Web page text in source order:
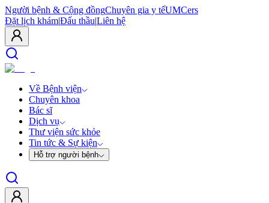
Người bệnh & Cộng đồngChuyên gia y tếUMCers
Đặt lịch khám|Đấu thầu|Liên hệ
Về Bệnh viện
Chuyên khoa
Bác sĩ
Dịch vụ
Thư viện sức khỏe
Tin tức & Sự kiện
Hỗ trợ người bệnh